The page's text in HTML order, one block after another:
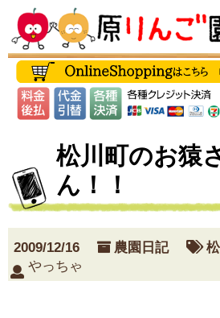
松川町のお猿
ん！！
2009/12/16 農園日記
やっちゃ